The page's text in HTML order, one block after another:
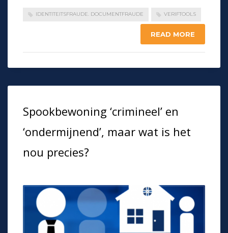
IDENTITEITSFRAUDE. DOCUMENTFRAUDE VERIFTOOLS
READ MORE
Spookbewoning ‘crimineel’​ en
‘ondermijnend’​, maar wat is het
nou precies?